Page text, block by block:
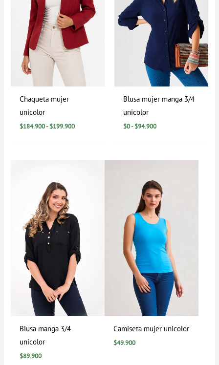
Chaqueta mujer
unicolor
$184.900- $199.900
Blusa mujer manga 3/4
unicolor
$0- $94.900
Blusa manga 3/4
unicolor
$89.900
Camiseta mujer unicolor
$49.900